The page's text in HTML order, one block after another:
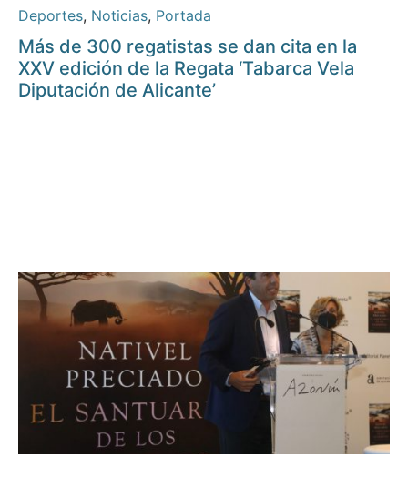
Deportes, Noticias, Portada
Más de 300 regatistas se dan cita en la
XXV edición de la Regata ‘Tabarca Vela
Diputación de Alicante’